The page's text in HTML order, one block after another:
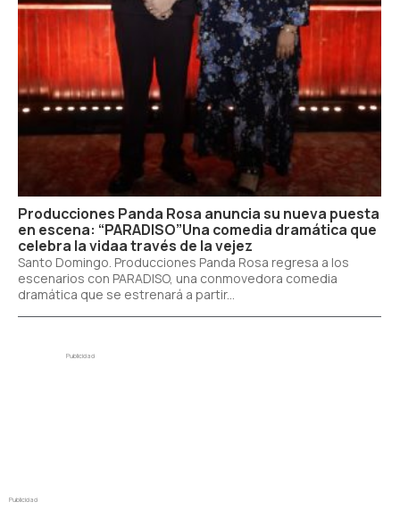
Producciones Panda Rosa anuncia su nueva puesta
en escena: “PARADISO”Una comedia dramática que
celebra la vidaa través de la vejez
Santo Domingo. Producciones Panda Rosa regresa a los
escenarios con PARADISO, una conmovedora comedia
dramática que se estrenará a partir...
Publicidad
Publicidad